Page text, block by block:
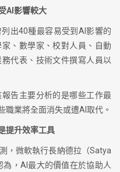
AI影響較大
出40種最容易受到AI影響的
、數學家、校對人員、自動
代表、技術文件撰寫人員以
告主要分析的是哪些工作最
職業將全面消失或遭AI取代。
提升效率工具
，微軟執行長納德拉（Satya
為，AI最大的價值在於協助人